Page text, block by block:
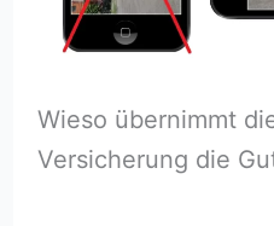
Wieso übernimmt
Versicherung die